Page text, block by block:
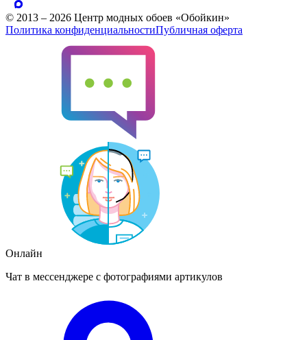
© 2013 – 2026 Центр модных обоев «Обойкин»
Политика конфиденциальностиПубличная оферта
Онлайн
Чат в мессенджере с фотографиями артикулов